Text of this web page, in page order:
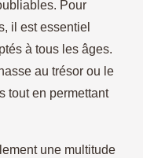
Pour
il est essentiel
à tous les âges.
au trésor ou le
tout en permettant
une multitude